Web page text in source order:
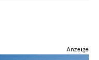
Anzeige